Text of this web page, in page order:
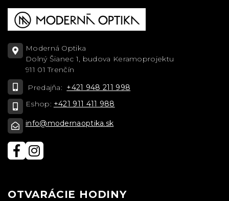
Moderná Optika
Dolný Šianec 1, budova Keramoprojektu
911 01 Trenčín
Predajňa: +421 948 211 998
Eshop: +421 911 411 988
info@modernaoptika.sk
OTVARÁCIE HODINY